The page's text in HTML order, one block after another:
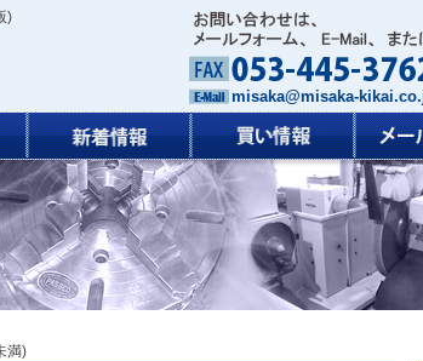
)
misaka@misaka-
満)